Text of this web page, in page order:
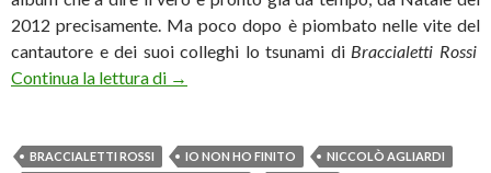
2012 precisamente. Ma poco dopo è piombato nelle vite del
cantautore e dei suoi colleghi lo tsunami di Braccialetti Rossi
Continua la lettura di
“Io non ho finito”: esce oggi il nuovo
→
BRACCIALETTI ROSSI IO NON HO FINITO
NICCOLÒ AGLIARDI